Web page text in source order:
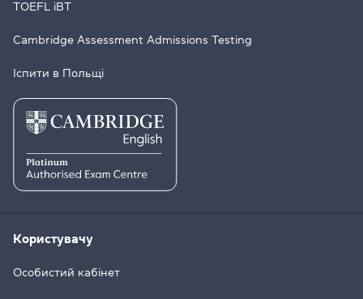
TOEFL iBT
Cambridge Assessment Admissions Testing
Іспити в Польщі
Користувачу
Особистий кабінет